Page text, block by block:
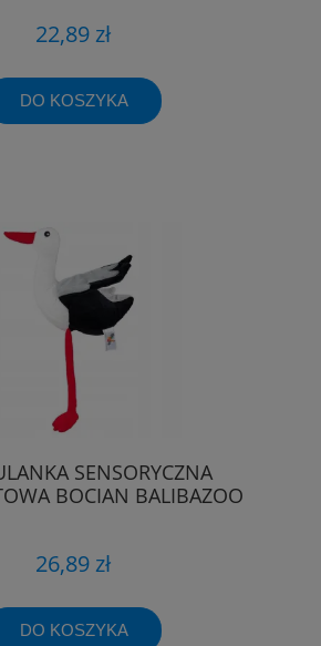
22,89 zł
DO KOSZYKA
SENSORYCZNA
BOCIAN BALIBAZOO
26,89 zł
DO KOSZYKA